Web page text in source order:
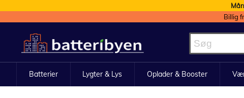
Billig
to
Content
Batterier Lygter & Lys Oplader & Booster